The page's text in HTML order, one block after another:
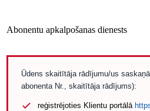
Abonentu apkalpošanas dienests
Ūdens skaitītāja rādījumu/us
abonenta Nr., skaitītāja rādījums):
reģistrējoties Klientu portālā